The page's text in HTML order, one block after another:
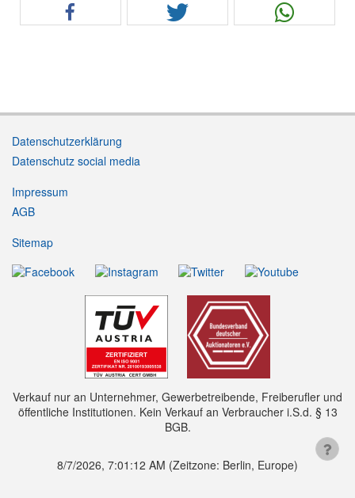
Datenschutzerklärung
Datenschutz social media
Impressum
AGB
Sitemap
Verkauf nur an Unternehmer, Gewerbetreibende, Freiberufler und
öffentliche Institutionen. Kein Verkauf an Verbraucher i.S.d. § 13
BGB.
8/7/2026, 7:01:12 AM (Zeitzone: Berlin, Europe)